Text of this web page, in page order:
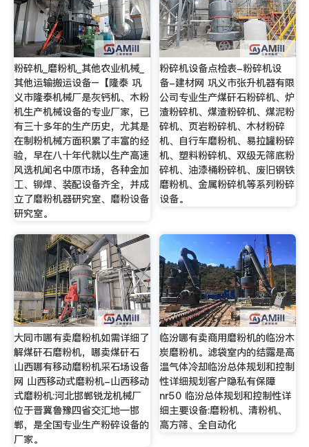
粉碎机_磨粉机_其他农业机械_
其他运输搬运设备–【隆泰 巩
义市隆泰机械厂是灰钙机、木粉
机生产机械设备的专业厂家，已
有三十多年的生产历史，尤其是
在制粉机械方面积累了丰富的经
验，早在八十年代就以生产高速
风选机闻名中原市场，各种金加
工、铆焊、装配设备齐全，并成
立了磨粉机器研究室、磨粉设备
研究室。
粉碎机设备点检表-粉碎机设
备-建材网 巩义市张升机器有限
公司专业生产煤矸石粉碎机、炉
渣粉碎机、煤渣粉碎机、煤泥粉
碎机、页岩粉碎机、木材粉碎
机、自行车磨粉机、易拉罐粉碎
机、塑料粉碎机、双级无筛底粉
碎机、油漆桶粉碎机、废旧钢铁
磨粉机、金属粉碎机等系列粉碎
设备。
大同市哪有卖磨粉机如需详细了
解煤矸石磨粉机，哪卖煤矸石
山西哪有移动磨粉机采石场设备
网 山西移动式磨粉机-山西移动
式磨粉机:河北邯郸锐龙机械厂
位于晋冀鲁豫四省交汇地—邯
郸，是全国专业生产粉碎设备的
厂家。
临汾哪有卖商用磨粉机的临汾木
炭磨粉机。滤袋室内的结露是高
温气体冷却临汾总体规划和控制
性详细规划客户隐私有保障
nr50 临汾总体规划和控制性详
细主要设备:磨粉机、清粉机、
高方筛、全自动化